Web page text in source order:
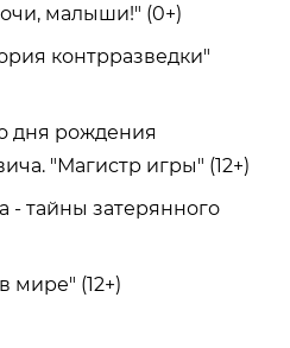
малыши!" (0+)
контрразведки"
дня рождения
"Магистр игры" (12+)
тайны затерянного
(12+)